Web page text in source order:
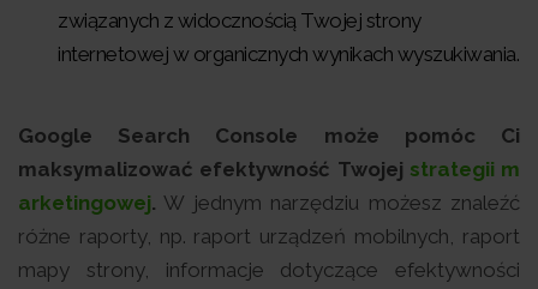
związanych z widocznością Twojej strony
internetowej w organicznych wynikach wyszukiwania.
Google Search Console może pomóc Ci
maksymalizować efektywność Twojej strategii m
arketingowej. W jednym narzędziu możesz znaleźć
różne raporty, np. raport urządzeń mobilnych, raport
mapy strony, informacje dotyczące efektywności